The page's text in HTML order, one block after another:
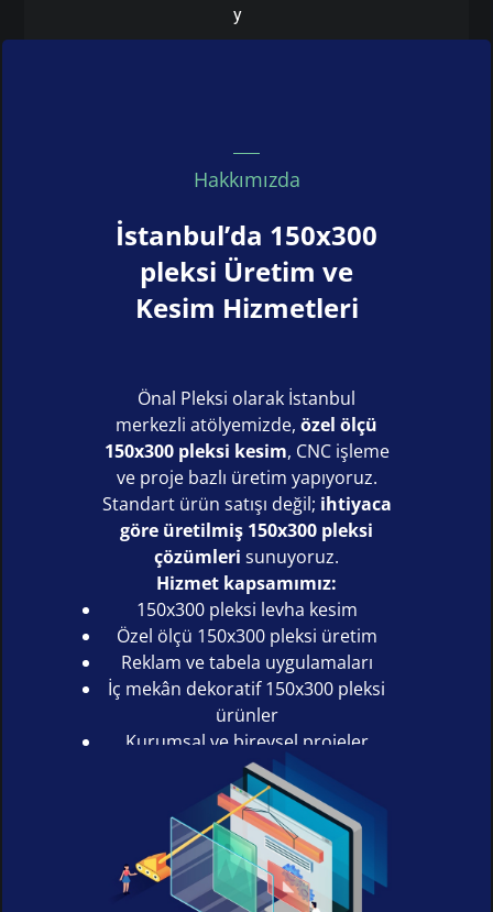
y
Hakkımızda
İstanbul’da 150x300
pleksi Üretim ve
Kesim Hizmetleri
Önal Pleksi olarak İstanbul
merkezli atölyemizde, özel ölçü
150x300 pleksi kesim, CNC işleme
ve proje bazlı üretim yapıyoruz.
Standart ürün satışı değil; ihtiyaca
göre üretilmiş 150x300 pleksi
çözümleri sunuyoruz.
Hizmet kapsamımız:
150x300 pleksi levha kesim
Özel ölçü 150x300 pleksi üretim
Reklam ve tabela uygulamaları
İç mekân dekoratif 150x300 pleksi
ürünler
Kurumsal ve bireysel projeler